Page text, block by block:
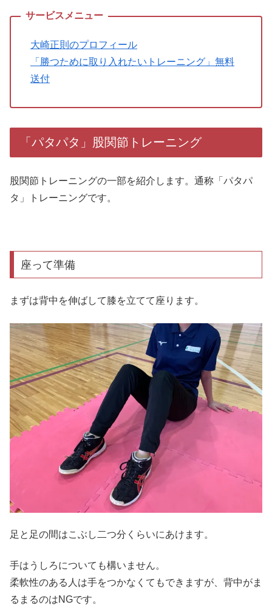
大崎正則のプロフィール
「勝つために取り入れたいトレーニング」無料
送付
「パタパタ」股関節トレーニング
股関節トレーニングの一部を紹介します。通称「パタパ
タ」トレーニングです。
座って準備
まずは背中を伸ばして膝を立てて座ります。
足と足の間はこぶし二つ分くらいにあけます。
手はうしろについても構いません。
柔軟性のある人は手をつかなくてもできますが、背中がま
るまるのはNGです。